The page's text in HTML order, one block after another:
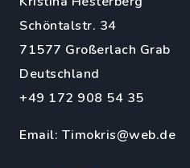
Schöntalstr. 34
71577 Großerlach Grab
Deutschland
+49 172 908 54 35
Email: Timokris@web.de